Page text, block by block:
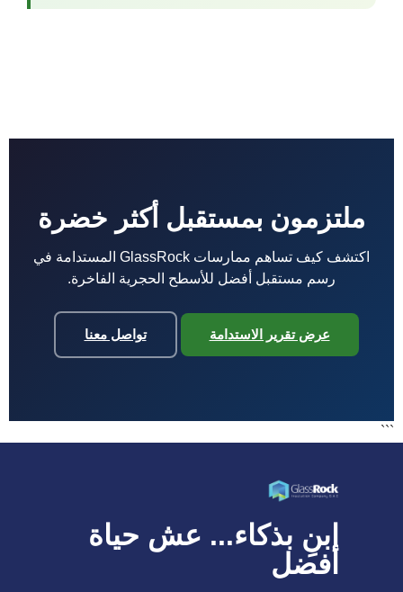
ملتزمون بمستقبل أكثر خضرة
اكتشف كيف تساهم ممارسات GlassRock المستدامة في
رسم مستقبل أفضل للأسطح الحجرية الفاخرة.
عرض تقرير الاستدامة تواصل معنا
```
ابنِ بذكاء... عش حياة
أفضل